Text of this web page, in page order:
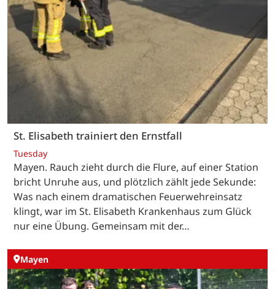
St. Elisabeth trainiert den Ernstfall
Tuesday
Mayen. Rauch zieht durch die Flure, auf einer Station
bricht Unruhe aus, und plötzlich zählt jede Sekunde:
Was nach einem dramatischen Feuerwehreinsatz
klingt, war im St. Elisabeth Krankenhaus zum Glück
nur eine Übung. Gemeinsam mit der…
Mayen